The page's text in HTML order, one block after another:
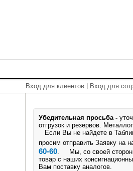
Вход для клиентов Вход для
Убедительная просьба -
отгрузок и резервов.
Если Вы не найдете в
просим отправить Заявку на
60-60. Мы, со своей
товар с наших
Вам поставку аналогов.